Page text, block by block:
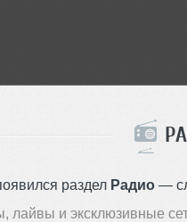
раздел Радио—
лайвы и эксклюзивные